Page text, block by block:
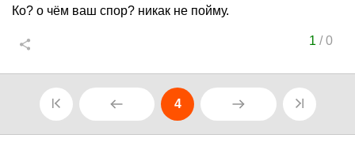
Ко? о чём ваш спор? никак не пойму.
1 /0
4